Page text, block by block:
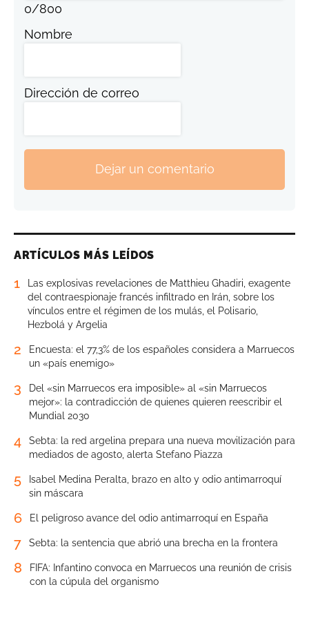
0/800
Nombre
Dirección de correo
Dejar un comentario
ARTÍCULOS MÁS LEÍDOS
1
Las explosivas revelaciones de Matthieu Ghadiri, exagente
del contraespionaje francés infiltrado en Irán, sobre los
vínculos entre el régimen de los mulás, el Polisario,
Hezbolá y Argelia
2
Encuesta: el 77,3% de los españoles considera a Marruecos
un «país enemigo»
3
Del «sin Marruecos era imposible» al «sin Marruecos
mejor»: la contradicción de quienes quieren reescribir el
Mundial 2030
4
Sebta: la red argelina prepara una nueva movilización para
mediados de agosto, alerta Stefano Piazza
5
Isabel Medina Peralta, brazo en alto y odio antimarroquí
sin máscara
6 El peligroso avance del odio antimarroquí en España
7 Sebta: la sentencia que abrió una brecha en la frontera
8
FIFA: Infantino convoca en Marruecos una reunión de crisis
con la cúpula del organismo